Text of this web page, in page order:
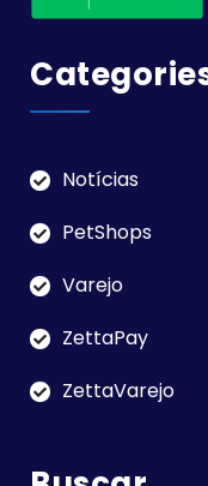
Notícias
PetShops
Varejo
ZettaPay
ZettaVarejo